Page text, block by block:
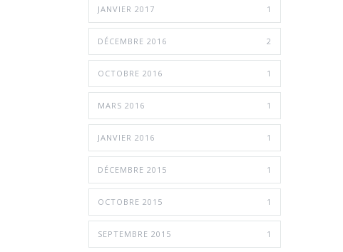
JANVIER 2017 1
DÉCEMBRE 2016 2
OCTOBRE 2016 1
MARS 2016 1
JANVIER 2016 1
DÉCEMBRE 2015 1
OCTOBRE 2015 1
SEPTEMBRE 2015 1